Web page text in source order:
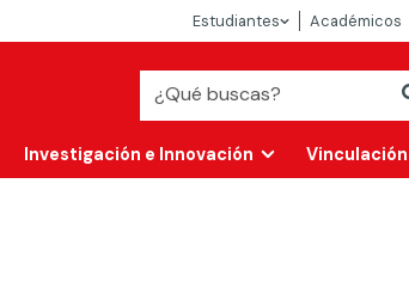
Estudiantes Académicos
Investigación e Innovación